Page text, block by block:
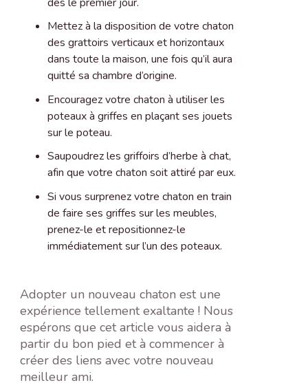
Mettez à la disposition de votre chaton
des grattoirs verticaux et horizontaux
dans toute la maison, une fois qu’il aura
quitté sa chambre d’origine.
Encouragez votre chaton à utiliser les
poteaux à griffes en plaçant ses jouets
sur le poteau.
Saupoudrez les griffoirs d’herbe à chat,
afin que votre chaton soit attiré par eux.
Si vous surprenez votre chaton en train
de faire ses griffes sur les meubles,
prenez-le et repositionnez-le
immédiatement sur l’un des poteaux.
Adopter un nouveau chaton est une
expérience tellement exaltante ! Nous
espérons que cet article vous aidera à
partir du bon pied et à commencer à
créer des liens avec votre nouveau
meilleur ami.